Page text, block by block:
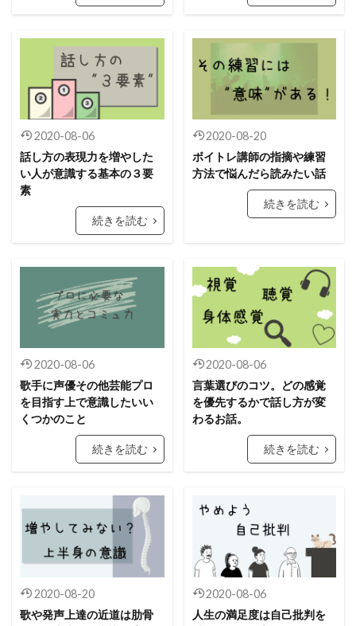
2020-08-06
話し方の表現力を増やした
い人が意識する基本の３要
素
続きを読む
2020-08-20
ボイトレ講師の指摘や練習
方法で悩んだら読みたい話
続きを読む
2020-08-06
歌手に声優その他芸能プロ
を目指す上で意識したいい
くつかのこと
続きを読む
2020-08-06
言葉選びのコツ。どの感覚
を優先するかで話し方が変
わるお話。
続きを読む
2020-08-20
歌や発声上達の近道は肋骨
2020-08-06
人生の満足度は自己批判を